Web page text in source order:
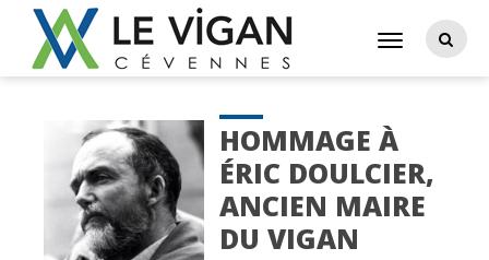
HOMMAGE À
ÉRIC DOULCIER,
ANCIEN MAIRE
DU VIGAN